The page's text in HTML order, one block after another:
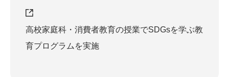
高校家庭科・消費者教育の授業でSDGsを学ぶ教
育プログラムを実施